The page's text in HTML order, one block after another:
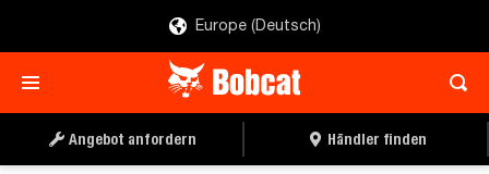
Europe (Deutsch)
Angebot anfordern Händler finden
ANGEBOT ANFORDERN HÄNDLER FINDEN